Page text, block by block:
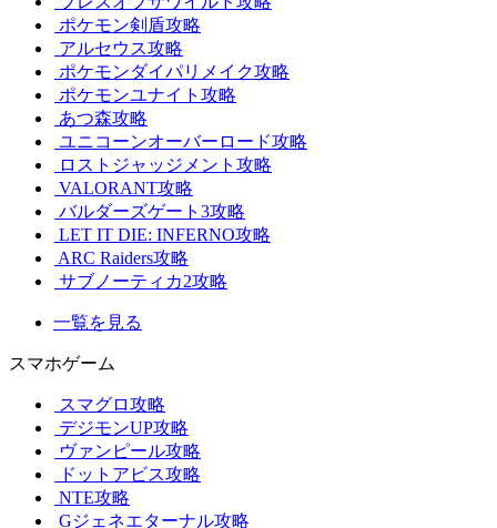
ポケモン剣盾攻略
アルセウス攻略
ポケモンダイパリメイク攻略
ポケモンユナイト攻略
あつ森攻略
ユニコーンオーバーロード攻略
ロストジャッジメント攻略
VALORANT攻略
バルダーズゲート3攻略
LET IT DIE: INFERNO攻略
ARC Raiders攻略
サブノーティカ2攻略
一覧を見る
スマホゲーム
スマグロ攻略
デジモンUP攻略
ヴァンピール攻略
ドットアビス攻略
NTE攻略
Gジェネエターナル攻略